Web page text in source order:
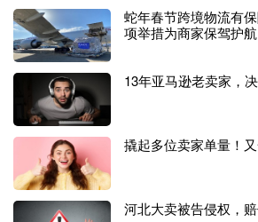
因违反联邦可燃性标准，存在烧伤风险
mu独家销售的儿童睡衣套装被宣布召回
召回的产品涉及
印有I LOVE DAD、I LOVE MOM、
EEP、LOL Bright Pink、LOL Light
g a Heart、Standing Unicorn和Unicorn in
Y-8Y。
自2022年10月上架，直到
45300件，售价约为23美元。
蛇年春节跨境物流有
项举措为商家保驾护航
13年亚马逊老卖家，
撬起多位卖家单量！
河北大卖被告侵权，